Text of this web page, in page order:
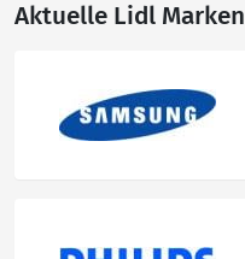
Aktuelle Lidl Marken